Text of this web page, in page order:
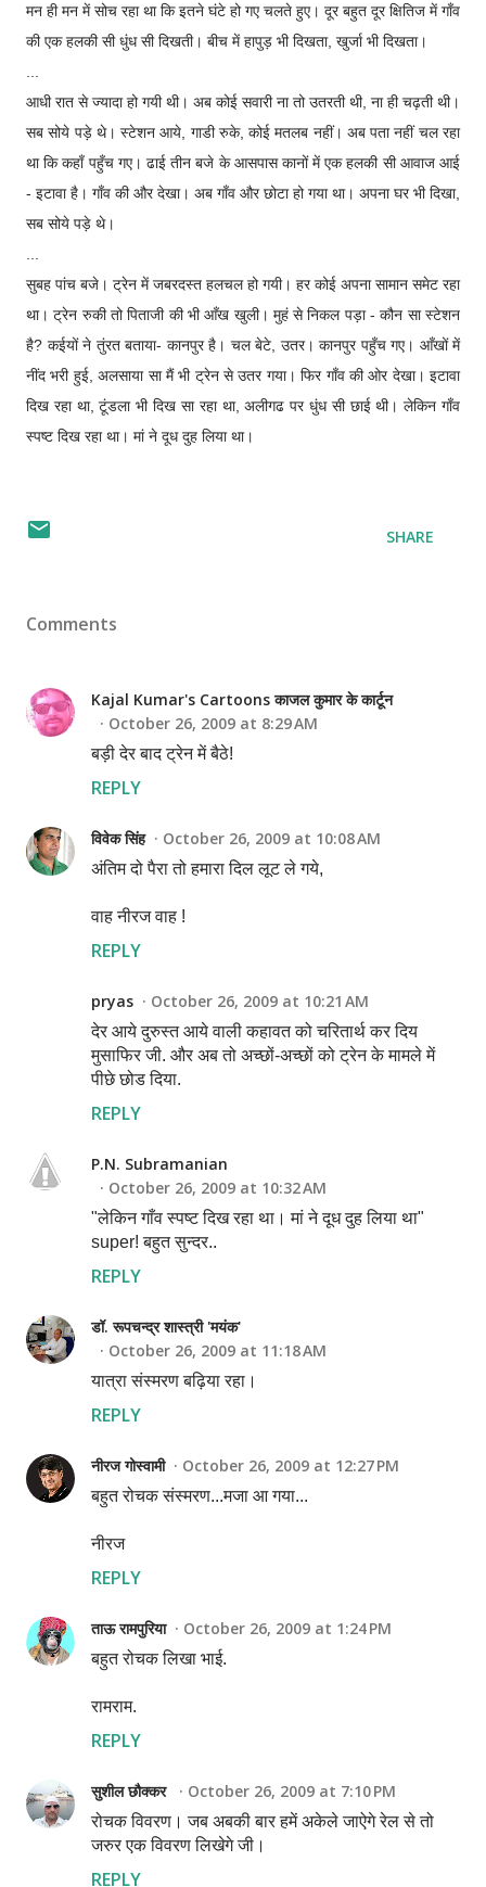
मन ही मन में सोच रहा था कि इतने घंटे हो गए चलते हुए। दूर बहुत दूर क्षितिज में गाँव
की एक हलकी सी धुंध सी दिखती। बीच में हापुड़ भी दिखता, खुर्जा भी दिखता।
आधी रात से ज्यादा हो गयी थी। अब कोई सवारी ना तो उतरती थी, ना ही चढ़ती थी।
सब सोये पड़े थे। स्टेशन आये, गाडी रुके, कोई मतलब नहीं। अब पता नहीं चल रहा
था कि कहाँ पहुँच गए। ढाई तीन बजे के आसपास कानों में एक हलकी सी आवाज आई
- इटावा है। गाँव की और देखा। अब गाँव और छोटा हो गया था। अपना घर भी दिखा,
सब सोये पड़े थे।
सुबह पांच बजे। ट्रेन में जबरदस्त हलचल हो गयी। हर कोई अपना सामान समेट रहा
था। ट्रेन रुकी तो पिताजी की भी आँख खुली। मुहं से निकल पड़ा - कौन सा स्टेशन
है? कईयों ने तुंरत बताया- कानपुर है। चल बेटे, उतर। कानपुर पहुँच गए। आँखों में
नींद भरी हुई, अलसाया सा मैं भी ट्रेन से उतर गया। फिर गाँव की ओर देखा। इटावा
दिख रहा था, टूंडला भी दिख सा रहा था, अलीगढ पर धुंध सी छाई थी। लेकिन गाँव
स्पष्ट दिख रहा था। मां ने दूध दुह लिया था।
SHARE
Comments
Kajal Kumar's Cartoons काजल कुमार के कार्टून
October 26, 2009 at 8:29 AM
बड़ी देर बाद ट्रेन में बैठे!
REPLY
विवेक सिंह October 26, 2009 at 10:08 AM
अंतिम दो पैरा तो हमारा दिल लूट ले गये,
वाह नीरज वाह !
REPLY
pryas October 26, 2009 at 10:21 AM
देर आये दुरुस्त आये वाली कहावत को चरितार्थ कर दिय
मुसाफिर जी. और अब तो अच्छों-अच्छों को ट्रेन के मामले में
पीछे छोड दिया.
REPLY
P.N. Subramanian
October 26, 2009 at 10:32 AM
"लेकिन गाँव स्पष्ट दिख रहा था। मां ने दूध दुह लिया था"
super! बहुत सुन्दर..
REPLY
डॉ. रूपचन्द्र शास्त्री 'मयंक'
October 26, 2009 at 11:18 AM
यात्रा संस्मरण बढ़िया रहा।
REPLY
नीरज गोस्वामी October 26, 2009 at 12:27 PM
बहुत रोचक संस्मरण...मजा आ गया...
नीरज
REPLY
ताऊ रामपुरिया October 26, 2009 at 1:24 PM
बहुत रोचक लिखा भाई.
रामराम.
REPLY
सुशील छौक्कर October 26, 2009 at 7:10 PM
रोचक विवरण। जब अबकी बार हमें अकेले जाऐगे रेल से तो
जरुर एक विवरण लिखेगे जी।
REPLY